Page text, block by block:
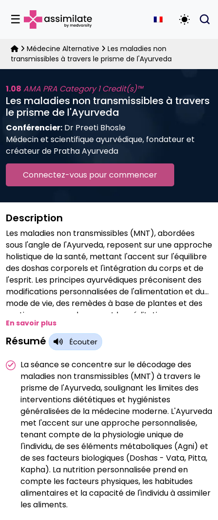
☰ Activer
Médecine Alternative
Les maladies non
transmissibles à travers le prisme de l'Ayurveda
1.08 AMA PRA Category 1 Credit(s)™
Les maladies non transmissibles à travers
le prisme de l'Ayurveda
Conférencier: Dr Preeti Bhosle
Médecin et scientifique ayurvédique, fondateur et
créateur de Pratha Ayurveda
Connectez-vous pour commencer
Description
Les maladies non transmissibles (MNT), abordées
sous l'angle de l'Ayurveda, reposent sur une approche
holistique de la santé, mettant l'accent sur l'équilibre
des doshas corporels et l'intégration du corps et de
l'esprit. Les principes ayurvédiques préconisent des
modifications personnalisées de l'alimentation et du
mode de vie, des remèdes à base de plantes et des
pratiques comme le yoga et la méditation pour
prévenir et gérer les MNT. Cette approche vise à
s'attaquer aux causes profondes des maladies, à
promouvoir le bien-être général et à harmoniser
l'individu avec sa constitution naturelle, offrant ainsi
une perspective globale et durable de la prévention
et de la gestion des MNT.
En savoir plus
Résumé Écouter
La séance se concentre sur le décodage des
maladies non transmissibles (MNT) à travers le
prisme de l'Ayurveda, soulignant les limites des
interventions diététiques et hygiénistes
généralisées de la médecine moderne. L'Ayurveda
met l'accent sur une approche personnalisée,
tenant compte de la physiologie unique de
l'individu, de ses éléments métaboliques (Agni) et
de ses facteurs biologiques (Doshas - Vata, Pitta,
Kapha). La nutrition personnalisée prend en
compte les facteurs physiques, les habitudes
alimentaires et la capacité de l'individu à assimiler
les aliments.